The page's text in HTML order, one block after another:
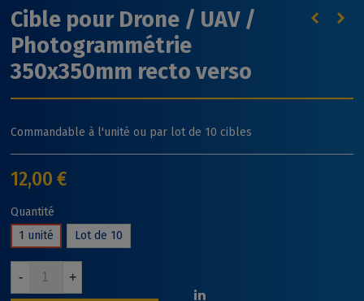
Cible pour Drone / UAV /
Photogrammétrie
350x350mm recto verso
Commandable à l'unité ou par lot de 10 cibles
12,00 €
Quantité
1 unité
Lot de 10
- +